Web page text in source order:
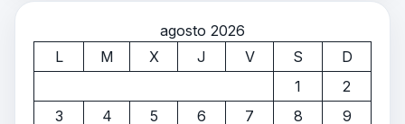
agosto 2026
L
M X J V S
D
1
2
3
4 5 6 7 8
9